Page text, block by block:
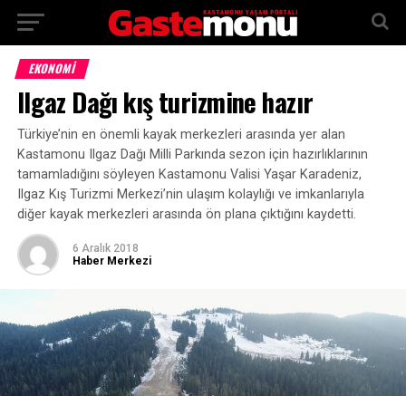
EKONOMİ
Ilgaz Dağı kış turizmine hazır
Türkiye’nin en önemli kayak merkezleri arasında yer alan
Kastamonu Ilgaz Dağı Milli Parkında sezon için hazırlıklarının
tamamladığını söyleyen Kastamonu Valisi Yaşar Karadeniz,
Ilgaz Kış Turizmi Merkezi’nin ulaşım kolaylığı ve imkanlarıyla
diğer kayak merkezleri arasında ön plana çıktığını kaydetti.
6 Aralık 2018
Haber Merkezi